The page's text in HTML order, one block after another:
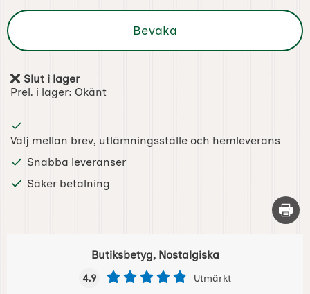
Bevaka
Tillgänglighet:
Slut i lager
Prel. i lager: Okänt
Välj mellan brev, utlämningsställe och hemleverans
Snabba leveranser
Säker betalning
Skriv
Butiksbetyg, Nostalgiska
4.9 Utmärkt